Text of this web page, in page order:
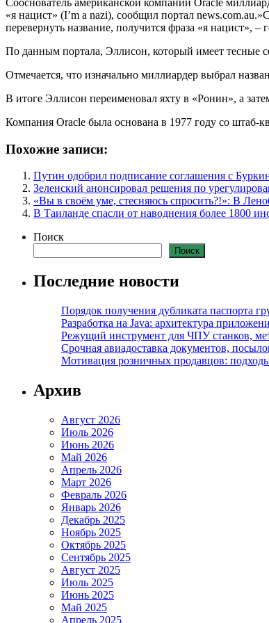
«я нацист» (I’m a nazi), сообщил портал
перевернуть название, получится фраза «я нацист», –
По данным портала, Эллисон, который имеет тесные
Отмечается, что изначально миллиардер выбрал
В итоге Эллисон переименовал яхту в «Ронин», а
Компания Oracle была основана в 1977 году со штаб-
Похожие записи:
Путин одобрил подписание соглашения с
Зеленский анонсировал решения по
«Вы в своём уме, стесняюсь спросить?!»: В
В Таиланде спасли от наводнения более 1800
Поиск
Поиск
Последние новости
Порядок получения дубликата паспорта
Разработка на Java: архитектура
Режущий инструмент для ЧПУ станков,
Срочная авиадоставка документов,
Мотивация розничных продавцов:
Архив
Август 2026
Июль 2026
Июнь 2026
Май 2026
Апрель 2026
Март 2026
Февраль 2026
Январь 2026
Декабрь 2025
Ноябрь 2025
Октябрь 2025
Сентябрь 2025
Август 2025
Июль 2025
Июнь 2025
Май 2025
Апрель 2025